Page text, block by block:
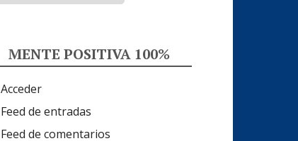
MENTE POSITIVA 100%
Acceder
Feed de entradas
Feed de comentarios